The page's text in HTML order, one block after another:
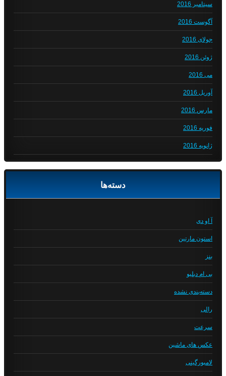
سپتامبر 2016
آگوست 2016
جولای 2016
ژوئن 2016
می 2016
آوریل 2016
مارس 2016
فوریه 2016
ژانویه 2016
دسته‌ها
آ او دی
استون مارتین
بنز
بی ام دبلیو
دسته‌بندی نشده
رالی
سرعت
عکس های ماشین
لامبورگینی